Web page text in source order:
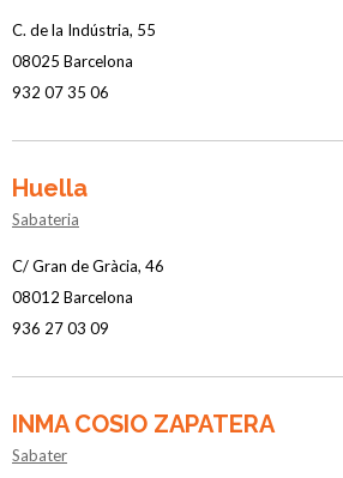
C. de la Indústria, 55
08025 Barcelona
932 07 35 06
Huella
Sabateria
C/ Gran de Gràcia, 46
08012 Barcelona
936 27 03 09
INMA COSIO ZAPATERA
Sabater